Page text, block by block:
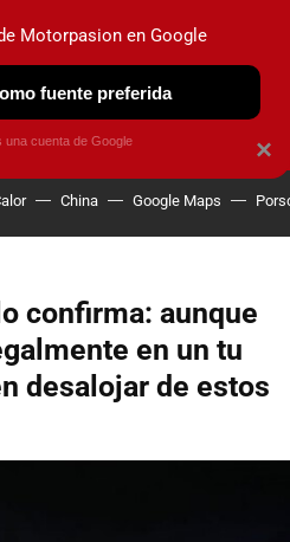
OBSERVATORIO
China Google Maps
confirma: aunque
en un tu
desalojar de estos
×
Motorpasion en Google
fuente preferida
una cuenta de Google